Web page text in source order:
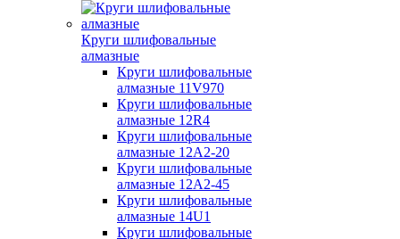
Круги шлифовальные
алмазные
Круги шлифовальные
алмазные 11V970
Круги шлифовальные
алмазные 12R4
Круги шлифовальные
алмазные 12А2-20
Круги шлифовальные
алмазные 12А2-45
Круги шлифовальные
алмазные 14U1
Круги шлифовальные